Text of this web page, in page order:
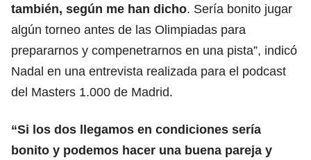
también, según me han dicho. Sería bonito jugar
algún torneo antes de las Olimpiadas para
prepararnos y compenetrarnos en una pista”, indicó
Nadal en una entrevista realizada para el podcast
del Masters 1.000 de Madrid.
“Si los dos llegamos en condiciones sería
bonito y podemos hacer una buena pareja y